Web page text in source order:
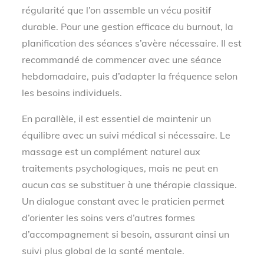
régularité que l’on assemble un vécu positif
durable. Pour une gestion efficace du burnout, la
planification des séances s’avère nécessaire. Il est
recommandé de commencer avec une séance
hebdomadaire, puis d’adapter la fréquence selon
les besoins individuels.
En parallèle, il est essentiel de maintenir un
équilibre avec un suivi médical si nécessaire. Le
massage est un complément naturel aux
traitements psychologiques, mais ne peut en
aucun cas se substituer à une thérapie classique.
Un dialogue constant avec le praticien permet
d’orienter les soins vers d’autres formes
d’accompagnement si besoin, assurant ainsi un
suivi plus global de la santé mentale.